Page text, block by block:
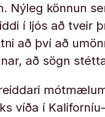
Nýleg könnun
í ljós að tveir
að því að
að sögn
víða í